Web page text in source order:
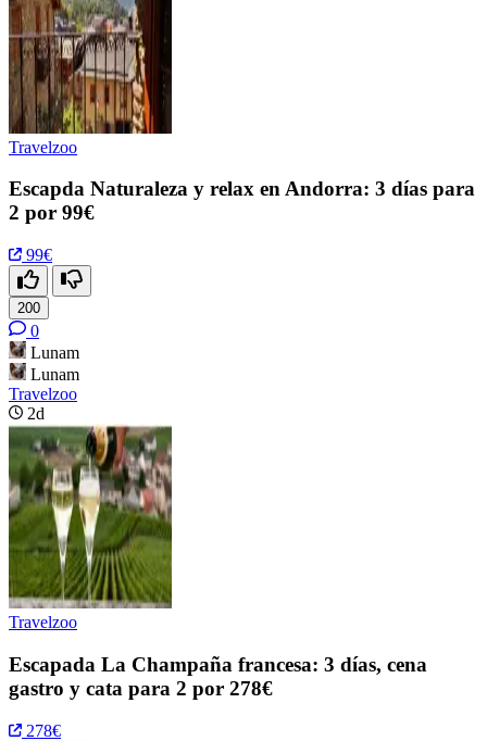
Travelzoo
Escapda Naturaleza y relax en Andorra: 3 días para
2 por 99€
99€
200
0
Lunam
Lunam
Travelzoo
2d
Travelzoo
Escapada La Champaña francesa: 3 días, cena
gastro y cata para 2 por 278€
278€